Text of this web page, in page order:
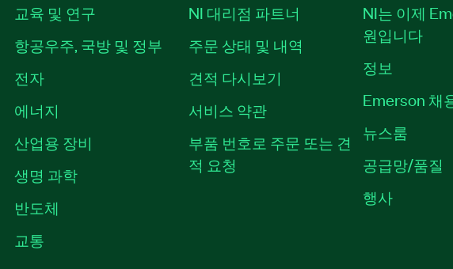
교육 및 연구
항공우주, 국방 및 정부
전자
에너지
산업용 장비
생명 과학
반도체
교통
NI 대리점 파트너
주문 상태 및 내역
견적 다시보기
서비스 약관
부품 번호로 주문 또는 견
적 요청
NI는 이제
원입니다
정보
Emerson 채
뉴스룸
공급망/품질
행사